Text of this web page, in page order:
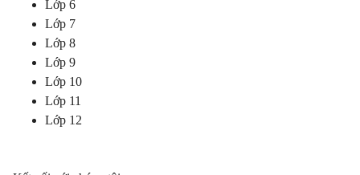
Lớp 6
Lớp 7
Lớp 8
Lớp 9
Lớp 10
Lớp 11
Lớp 12